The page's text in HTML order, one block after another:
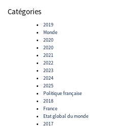
Catégories
2019
Monde
2020
2020
2021
2022
2023
2024
2025
Politique française
2018
France
Etat global du monde
2017